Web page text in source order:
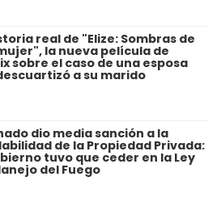
real de "Elize: Sombras de
la nueva película de
sobre el caso de una esposa
a su marido
dio media sanción a la
de la Propiedad Privada:
tuvo que ceder en la Ley
del Fuego